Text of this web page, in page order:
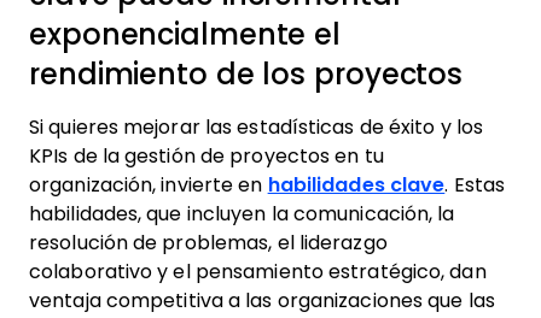
exponencialmente el
rendimiento de los proyectos
Si quieres mejorar las estadísticas de éxito y los
KPIs de la gestión de proyectos en tu
organización, invierte en habilidades clave. Estas
habilidades, que incluyen la comunicación, la
resolución de problemas, el liderazgo
colaborativo y el pensamiento estratégico, dan
ventaja competitiva a las organizaciones que las